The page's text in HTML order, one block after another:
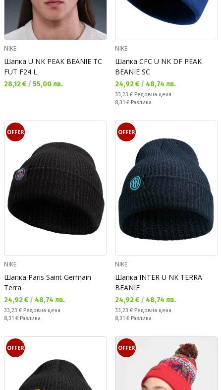
NIKE
Шапка U NK PEAK BEANIE TC
FUT F24 L
Текуща цена:
28,12 € / 55,00 лв.
NIKE
Шапка CFC U NK DF PEAK
BEANIE SC
Текуща цена:
24,92 € / 48,74 лв.
Редовна цена:
33,23 € Редовна цена
Спестявате:
8,31 € Разлика
OFFER
NIKE
Шапка Paris Saint Germain
Terra
Текуща цена:
24,92 € / 48,74 лв.
Редовна цена:
33,23 € Редовна цена
Спестявате:
8,31 € Разлика
OFFER
NIKE
Шапка INTER U NK TERRA
BEANIE
Текуща цена:
24,92 € / 48,74 лв.
Редовна цена:
33,23 € Редовна цена
Спестявате:
8,31 € Разлика
OFFER OFFER